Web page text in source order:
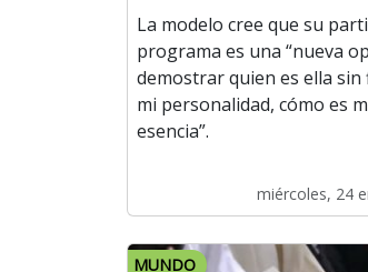
La modelo cree que su
programa es una “nueva
demostrar quien es ella sin
mi personalidad, cómo es
esencia”.
miércoles, 24
MUNDO